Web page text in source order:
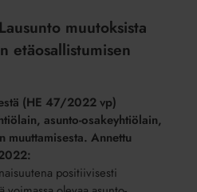
muutoksista
etäosallistumisen
(HE 47/2022 vp)
asunto-osakeyhtiölain,
muuttamisesta. Annettu
positiivisesti